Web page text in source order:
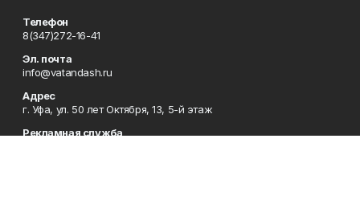
Телефон
8(347)272-16-41
Эл. почта
info@vatandash.ru
Адрес
г. Уфа, ул. 50 лет Октября, 13, 5-й этаж
Рекламная служба